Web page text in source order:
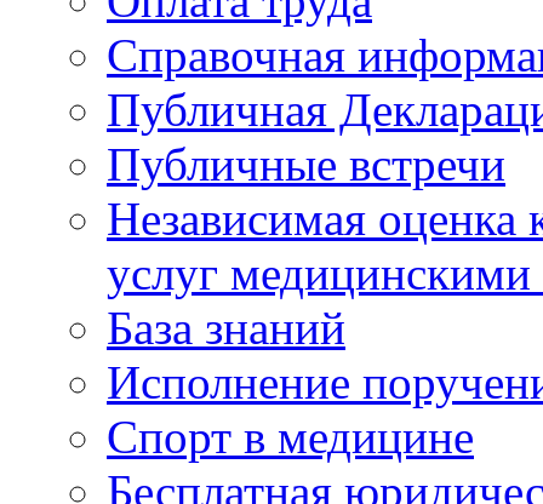
Справочная
Публичная
Публичные встречи
Независимая оценка
услуг
База знаний
Исполнение
Спорт в медицине
Бесплатная